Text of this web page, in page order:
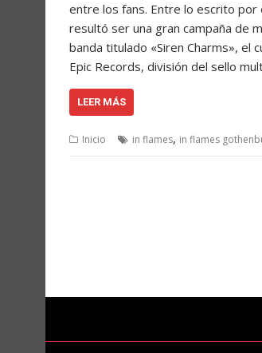
entre los fans. Entre lo escrito por
resultó ser una gran campaña de
banda titulado «Siren Charms», el
Epic Records, división del sello
LEER MÁS
Inicio in flames, in flames